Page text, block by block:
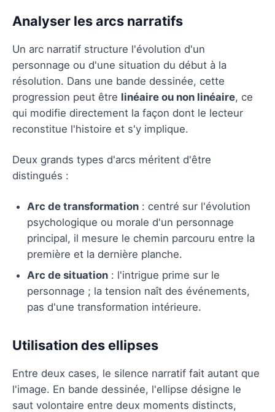
Analyser les arcs narratifs
Un arc narratif structure l'évolution d'un
personnage ou d'une situation du début à la
résolution. Dans une bande dessinée, cette
progression peut être linéaire ou non linéaire, ce
qui modifie directement la façon dont le lecteur
reconstitue l'histoire et s'y implique.
Deux grands types d'arcs méritent d'être
distingués :
Arc de transformation : centré sur l'évolution
psychologique ou morale d'un personnage
principal, il mesure le chemin parcouru entre la
première et la dernière planche.
Arc de situation : l'intrigue prime sur le
personnage ; la tension naît des événements,
pas d'une transformation intérieure.
Utilisation des ellipses
Entre deux cases, le silence narratif fait autant que
l'image. En bande dessinée, l'ellipse désigne le
saut volontaire entre deux moments distincts,